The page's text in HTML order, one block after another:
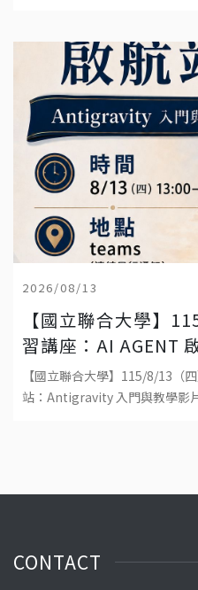
2026/08/13
【國立聯合大學】
習講座：AI AGENT
ANTIGRAVITY 入門
【國立聯合大學】115/8/13（
站：Antigravity 入門與教學影
CONTACT